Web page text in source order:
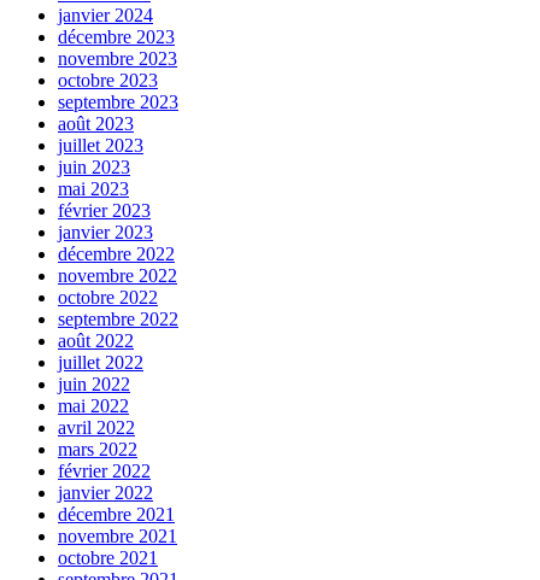
janvier 2024
décembre 2023
novembre 2023
octobre 2023
septembre 2023
août 2023
juillet 2023
juin 2023
mai 2023
février 2023
janvier 2023
décembre 2022
novembre 2022
octobre 2022
septembre 2022
août 2022
juillet 2022
juin 2022
mai 2022
avril 2022
mars 2022
février 2022
janvier 2022
décembre 2021
novembre 2021
octobre 2021